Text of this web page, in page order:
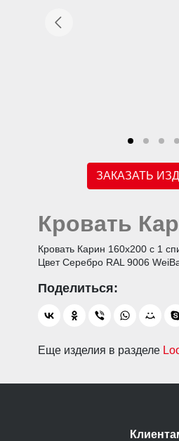
ЗАКАЗАТЬ
Кровать
Кровать Карин 160х200 с 1
Цвет Серебро RAL 9006
Еще изделия в разделе